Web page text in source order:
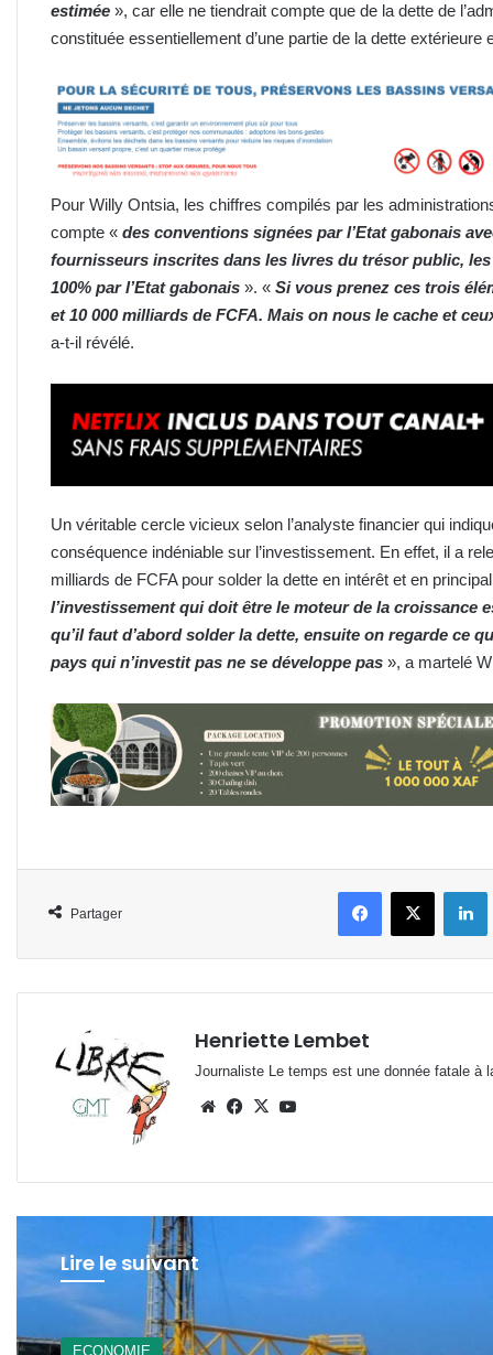
estimée », car elle ne tiendrait compte que de la dette de
constituée essentiellement d’une partie de la dette
Pour Willy Ontsia, les chiffres compilés par les
compte « des conventions signées par l’Etat gabonais
fournisseurs inscrites dans les livres du trésor public,
100% par l’Etat gabonais ». « Si vous prenez ces trois
et 10 000 milliards de FCFA. Mais on nous le cache et
a-t-il révélé.
Un véritable cercle vicieux selon l’analyste financier qui
conséquence indéniable sur l’investissement. En effet, il a
milliards de FCFA pour solder la dette en intérêt et en
l’investissement qui doit être le moteur de la croissance
qu’il faut d’abord solder la dette, ensuite on regarde ce
pays qui n’investit pas ne se développe pas », a martelé
Partager
FacebookX
Henriette Lembet
Journaliste Le temps est une donnée fatale à
WebsiteFacebook
X
Lire le suivant